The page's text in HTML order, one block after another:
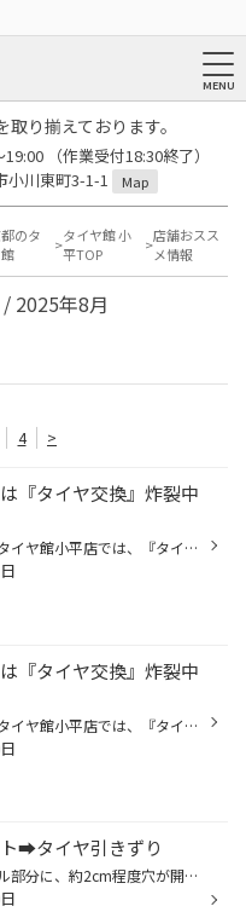
り揃えております。
（作業受付18:30終了）
川東町3-1-1
Map
のタ
タイヤ館 小
平TOP
店舗おスス
メ情報
2025年8月
4 >
『タイヤ交換』炸裂中
月末＆週末のタイヤ館小平店では、『タイヤ交換』が炸裂中～！！ まだまだ残暑が厳しいですが・・・(>_<) スタッフ全員、 水分補給をしっかりやって、頑張っていますヨ～＼(^o^)／ ◆インプレッサワゴン ✖ REGNO GR-XⅢ 205/55R16 91V ＆アライメント調整 ◆セレナ ✖ Playz PX-RVⅡ 195/65R15 91H ◆アク...
『タイヤ交換』炸裂中
月末＆週末のタイヤ館小平店では、『タイヤ交換』が炸裂中～！！ まだまだ残暑が厳しいですが・・・(>_<) スタッフ全員、 水分補給をしっかりやって、頑張っていますヨ～＼(^o^)／ ◆ノート ✖ REGNO GR-XⅢ 185/65R15 92H XL ＆アライメント調整 ◆アクア ✖ REGNO GR-XⅢ 175/65R15 84H ◆ハスラー ✖ ECO...
➡タイヤ引きずり
サイドウォール部分に、約2cm程度穴が開いたタイヤが持ち込まれました・・・(◞‸◟) 外傷もあった為、タイヤの中もヒドイ状態になっているのが想像できます・・・(◞‸◟) この場合、サイドカットを起こしてからある程度走行したと推測されます・・・(◞‸◟) タイヤのサイドウォール部分に穴が開いています...